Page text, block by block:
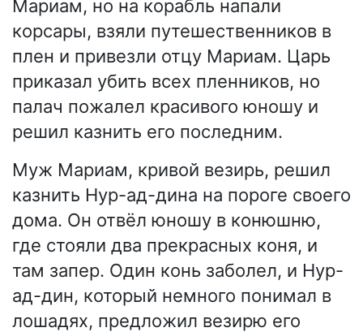
Мариам, но на корабль напали
корсары, взяли путешественников в
плен и привезли отцу Мариам. Царь
приказал убить всех пленников, но
палач пожалел красивого юношу и
решил казнить его последним.
Муж Мариам, кривой везирь, решил
казнить Нур-ад-дина на пороге своего
дома. Он отвёл юношу в конюшню,
где стояли два прекрасных коня, и
там запер. Один конь заболел, и Нур-
ад-дин, который немного понимал в
лошадях, предложил везирю его